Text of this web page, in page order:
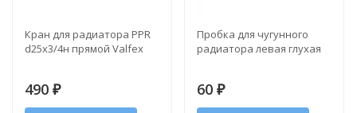
Кран для радиатора PPR
d25х3/4н прямой Valfex
490 ₽
Пробка для чугунного
радиатора левая глухая
60 ₽